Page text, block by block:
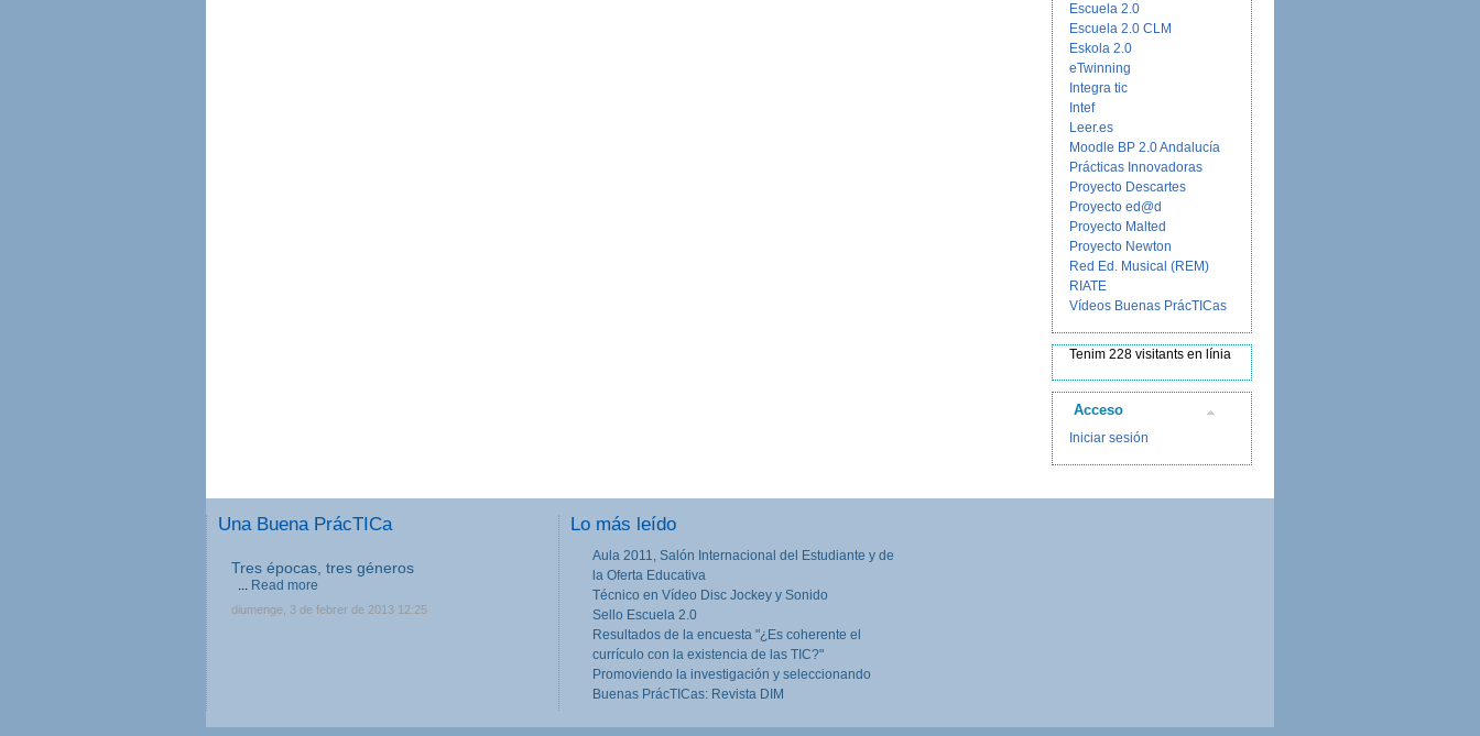
Escuela 2.0
Escuela 2.0 CLM
Eskola 2.0
eTwinning
Integra tic
Intef
Leer.es
Moodle BP 2.0 Andalucía
Prácticas Innovadoras
Proyecto Descartes
Proyecto ed@d
Proyecto Malted
Proyecto Newton
Red Ed. Musical (REM)
RIATE
Vídeos Buenas PrácTICas
Tenim 228 visitants en línia
Acceso
Iniciar sesión
Una Buena PrácTICa
Tres épocas, tres géneros
... Read more
diumenge, 3 de febrer de 2013 12:25
Lo más leído
Aula 2011, Salón Internacional del Estudiante y de
la Oferta Educativa
Técnico en Vídeo Disc Jockey y Sonido
Sello Escuela 2.0
Resultados de la encuesta "¿Es coherente el
currículo con la existencia de las TIC?"
Promoviendo la investigación y seleccionando
Buenas PrácTICas: Revista DIM